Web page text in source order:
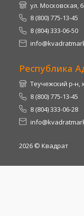
ул. Московская,
8 (800) 775-13-45
8 (804) 333-06-50
Республика
Теучежский р-
8 (800) 775-13-45
8 (804) 333-06-28
2026 © Квадрат